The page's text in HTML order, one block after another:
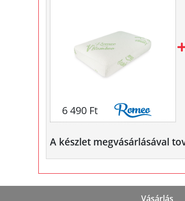
6 490 Ft
A készlet megvásárlásával
Vásárlás